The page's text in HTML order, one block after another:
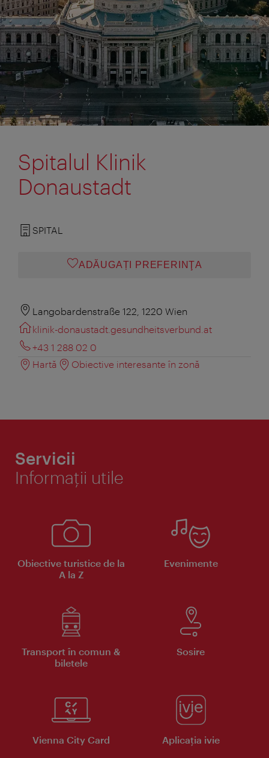
Spitalul Klinik
Donaustadt
SPITAL
ADĂUGAȚI PREFERINŢA
Langobardenstraße 122, 1220 Wien
klinik-donaustadt.gesundheitsverbund.at
+43 1 288 02 0
Hartă
Obiective interesante în zonă
Servicii
Informaţii utile
Obiective turistice de la
A la Z
Evenimente
Transport în comun &
biletele
Sosire
Vienna City Card Aplicaţia ivie